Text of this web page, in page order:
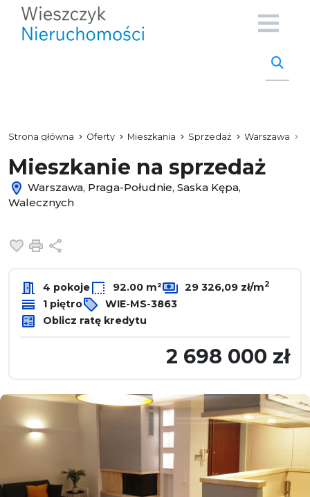
Strona główna Oferty Mieszkania Sprzedaż Warszawa
Mieszkanie na sprzedaż
Warszawa, Praga-Południe, Saska Kępa,
Walecznych
Dodaj do ulubionych
Drukuj
4 pokoje 92.00 m² 29 326,09 zł/m2
1 piętro
WIE-MS-3863
Oblicz ratę kredytu
2 698 000 zł